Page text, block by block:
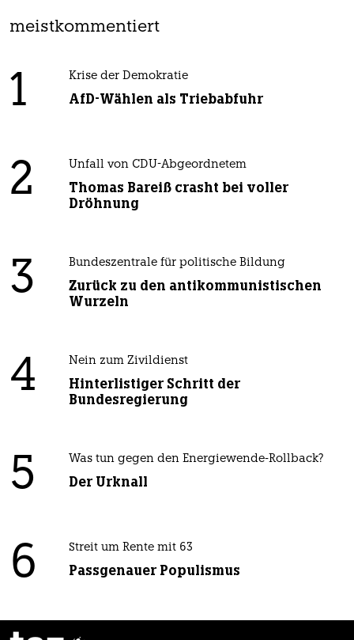
meistkommentiert
1 Krise der Demokratie
AfD-Wählen als Triebabfuhr
2 Unfall von CDU-Abgeordnetem
Thomas Bareiß crasht bei voller
Dröhnung
3 Bundeszentrale für politische Bildung
Zurück zu den antikommunistischen
Wurzeln
4 Nein zum Zivildienst
Hinterlistiger Schritt der
Bundesregierung
5 Was tun gegen den Energiewende-Rollback?
Der Urknall
6 Streit um Rente mit 63
Passgenauer Populismus